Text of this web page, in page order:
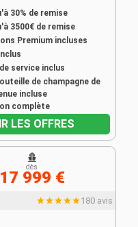
30% de remise
3500€ de remise
Premium incluses
service inclus
de champagne de
incluse
complète
LES OFFRES
180 avis
dès
17 999 €